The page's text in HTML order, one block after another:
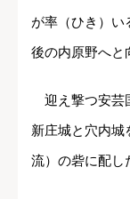
が率（ひき）い
後の内原野へと
迎え撃つ安芸
新庄城と穴内城
流）の砦に配し